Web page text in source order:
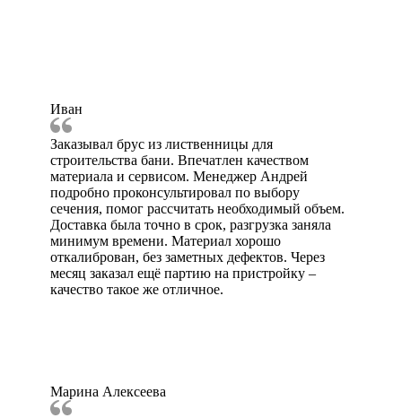
Иван
Заказывал брус из лиственницы для
строительства бани. Впечатлен качеством
материала и сервисом. Менеджер Андрей
подробно проконсультировал по выбору
сечения, помог рассчитать необходимый объем.
Доставка была точно в срок, разгрузка заняла
минимум времени. Материал хорошо
откалиброван, без заметных дефектов. Через
месяц заказал ещё партию на пристройку –
качество такое же отличное.
Марина Алексеева